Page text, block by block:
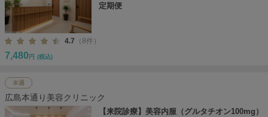
定期便
4.7 （8件）
7,480 円 (税込)
本通
広島本通り美容クリニック
【来院診療】美容内服（グルタチオン100mg）